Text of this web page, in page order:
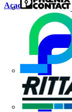
Academia